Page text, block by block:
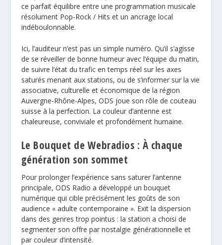
ce parfait équilibre entre une programmation musicale
résolument Pop-Rock / Hits et un ancrage local
indéboulonnable.
Ici, l’auditeur n’est pas un simple numéro. Qu’il s’agisse
de se réveiller de bonne humeur avec l’équipe du matin,
de suivre l’état du trafic en temps réel sur les axes
saturés menant aux stations, ou de s’informer sur la vie
associative, culturelle et économique de la région
Auvergne-Rhône-Alpes, ODS joue son rôle de couteau
suisse à la perfection. La couleur d’antenne est
chaleureuse, conviviale et profondément humaine.
Le Bouquet de Webradios : À chaque
génération son sommet
Pour prolonger l’expérience sans saturer l’antenne
principale, ODS Radio a développé un bouquet
numérique qui cible précisément les goûts de son
audience « adulte contemporaine ». Exit la dispersion
dans des genres trop pointus : la station a choisi de
segmenter son offre par nostalgie générationnelle et
par couleur d’intensité.